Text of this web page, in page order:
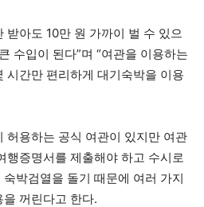
받아도 10만 원 가까이 벌 수 있으
수입이 된다”며 “여관을 이용하는
시간만 편리하게 대기숙박을 이용
허용하는 공식 여관이 있지만 여관
행증명서를 제출해야 하고 수시로
박검열을 돌기 때문에 여러 가지
꺼린다고 한다.